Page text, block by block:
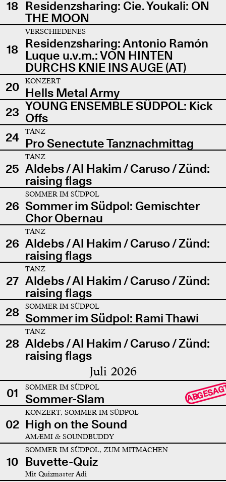
18 Residenzsharing: Cie. Youkali: ON
THE MOON
18
VERSCHIEDENES
Residenzsharing: Antonio Ramón
Luque u.v.m.: VON HINTEN
DURCHS KNIE INS AUGE (AT)
20
KONZERT
Hells Metal Army
23 YOUNG ENSEMBLE SÜDPOL: Kick
Offs
24
TANZ
Pro Senectute Tanznachmittag
25
TANZ
Aldebs / Al Hakim / Caruso / Zünd:
raising flags
26
SOMMER IM SÜDPOL
Sommer im Südpol: Gemischter
Chor Obernau
26
TANZ
Aldebs / Al Hakim / Caruso / Zünd:
raising flags
27
TANZ
Aldebs / Al Hakim / Caruso / Zünd:
raising flags
28
SOMMER IM SÜDPOL
Sommer im Südpol: Rami Thawi
28
TANZ
Aldebs / Al Hakim / Caruso / Zünd:
raising flags
Juli 2026
01 SOMMER IM SÜDPOL
Sommer-Slam
02
KONZERT, SOMMER IM SÜDPOL
High on the Sound
AMÆMI & SOUNDBUDDY
10
SOMMER IM SÜDPOL, ZUM MITMACHEN
Buvette-Quiz
Mit Quizmaster Adi